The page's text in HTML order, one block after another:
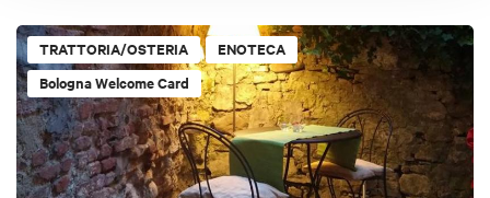
TRATTORIA/OSTERIA
ENOTECA
Bologna Welcome Card